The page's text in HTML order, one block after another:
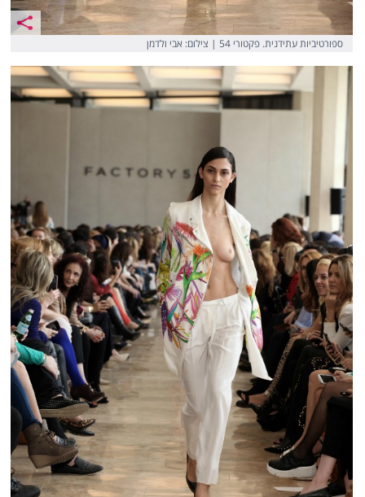
ספורטיביות עתידנית. פקטורי 54 | צילום: אבי ולדמן